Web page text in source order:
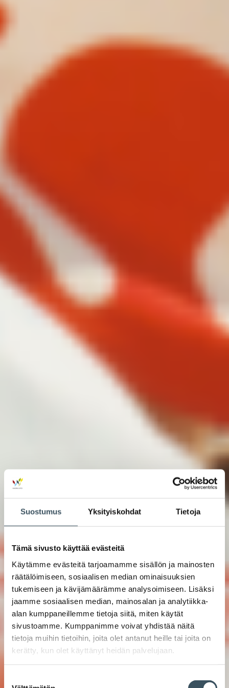
Suostumus Yksityiskohdat Tietoja
Tämä sivusto käyttää evästeitä
Käytämme evästeitä tarjoamamme sisällön ja mainosten
räätälöimiseen, sosiaalisen median ominaisuuksien
tukemiseen ja kävijämäärämme analysoimiseen. Lisäksi
jaamme sosiaalisen median, mainosalan ja analytiikka-
alan kumppaneillemme tietoja siitä, miten käytät
sivustoamme. Kumppanimme voivat yhdistää näitä
tietoja muihin tietoihin, joita olet antanut heille tai joita on
kerätty, kun olet käyttänyt heidän palvelujaan.